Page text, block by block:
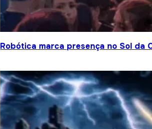
Robótica marca presença no Sol da